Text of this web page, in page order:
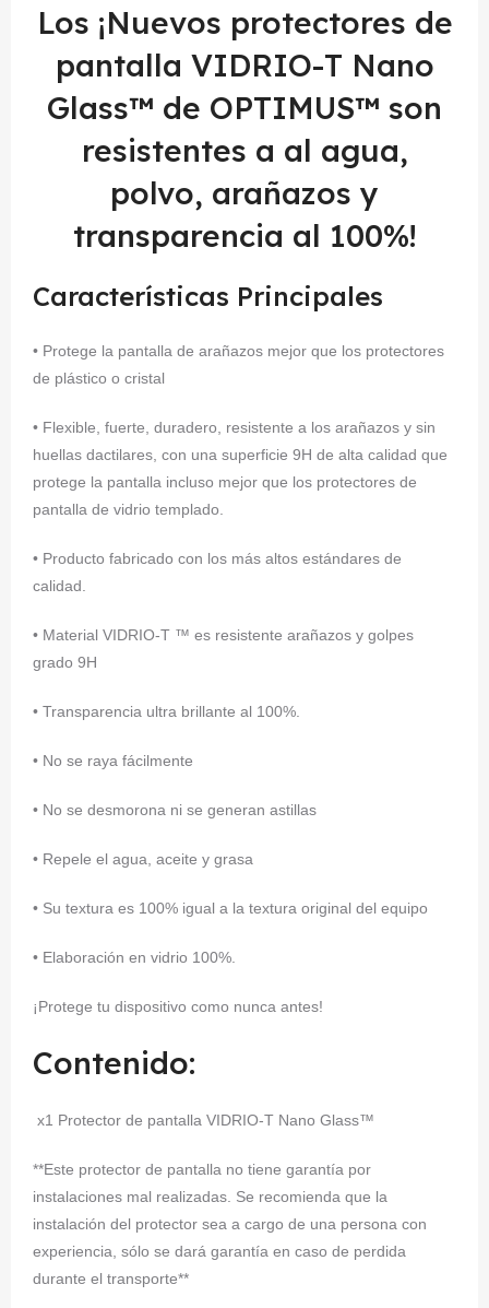
Los ¡Nuevos protectores de
pantalla VIDRIO-T Nano
Glass™ de OPTIMUS™ son
resistentes a al agua,
polvo, arañazos y
transparencia al 100%!
Características Principales
• Protege la pantalla de arañazos mejor que los protectores
de plástico o cristal
• Flexible, fuerte, duradero, resistente a los arañazos y sin
huellas dactilares, con una superficie 9H de alta calidad que
protege la pantalla incluso mejor que los protectores de
pantalla de vidrio templado.
• Producto fabricado con los más altos estándares de
calidad.
• Material VIDRIO-T ™ es resistente arañazos y golpes
grado 9H
• Transparencia ultra brillante al 100%.
• No se raya fácilmente
• No se desmorona ni se generan astillas
• Repele el agua, aceite y grasa
• Su textura es 100% igual a la textura original del equipo
• Elaboración en vidrio 100%.
¡Protege tu dispositivo como nunca antes!
Contenido:
x1 Protector de pantalla VIDRIO-T Nano Glass™
**Este protector de pantalla no tiene garantía por
instalaciones mal realizadas. Se recomienda que la
instalación del protector sea a cargo de una persona con
experiencia, sólo se dará garantía en caso de perdida
durante el transporte**